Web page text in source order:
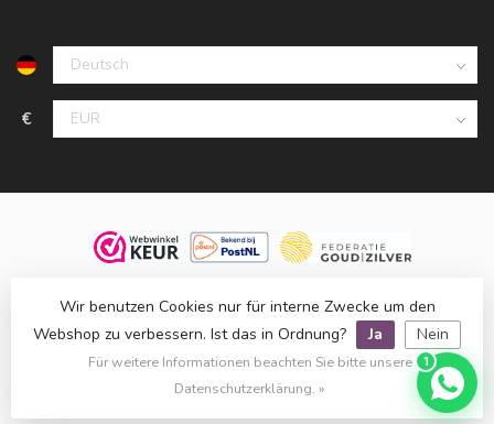
€
voorbehouden.
Klanten beoordelen ons met een op basis van1.514 reviews
bijWebwinkelKeur.
Wir benutzen Cookies nur für interne Zwecke um den
Webshop zu verbessern. Ist das in Ordnung?
Ja Nein
Für weitere Informationen beachten Sie bitte unsere
Datenschutzerklärung. »
1